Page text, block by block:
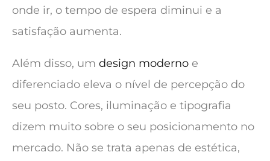
onde ir, o tempo de espera diminui e a
satisfação aumenta.
Além disso, um design moderno e
diferenciado eleva o nível de percepção do
seu posto. Cores, iluminação e tipografia
dizem muito sobre o seu posicionamento no
mercado. Não se trata apenas de estética,